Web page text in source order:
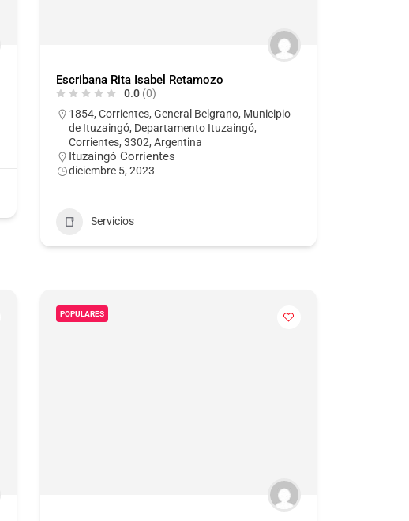
Escribana Rita Isabel Retamozo
0.0 (0)
1854, Corrientes, General Belgrano, Municipio
de Ituzaingó, Departamento Ituzaingó,
Corrientes, 3302, Argentina
Ituzaingó Corrientes
diciembre 5, 2023
Servicios
POPULARES